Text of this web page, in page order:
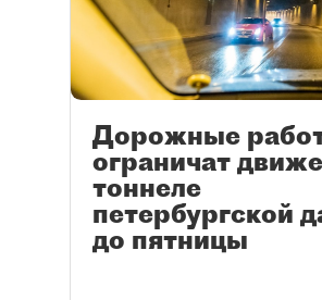
Дорожные
ограничат
тоннеле
петербургской
до пятницы